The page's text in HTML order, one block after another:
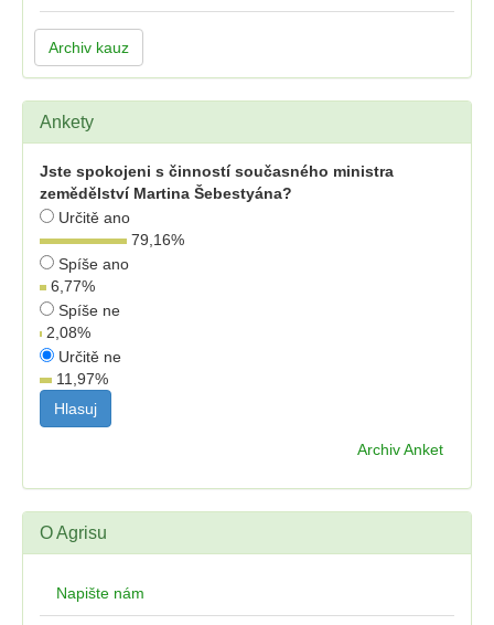
Archiv kauz
Ankety
Jste spokojeni s činností současného ministra
zemědělství Martina Šebestyána?
Určitě ano
79,16%
Spíše ano
6,77%
Spíše ne
2,08%
Určitě ne
11,97%
Archiv Anket
O Agrisu
Napište nám